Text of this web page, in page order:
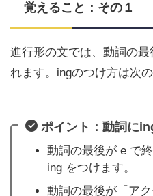
覚えること：その１
進行形の文では、動詞の
れます。ingのつけ方は次の
ポイント：動詞に
動詞の最後が e で
ing をつけます。
動詞の最後が「ア